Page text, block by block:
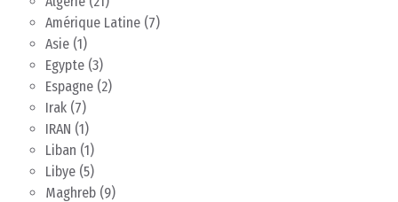
Amérique Latine (7)
Asie (1)
Egypte (3)
Espagne (2)
Irak (7)
IRAN (1)
Liban (1)
Libye (5)
Maghreb (9)